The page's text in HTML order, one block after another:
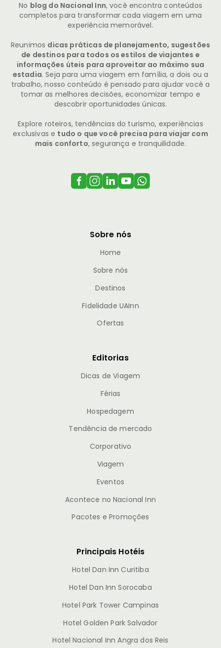
No blog do Nacional Inn, você encontra conteúdos
completos para transformar cada viagem em uma
experiência memorável.
Reunimos dicas práticas de planejamento, sugestões
de destinos para todos os estilos de viajantes e
informações úteis para aproveitar ao máximo sua
estadia. Seja para uma viagem em família, a dois ou a
trabalho, nosso conteúdo é pensado para ajudar você a
tomar as melhores decisões, economizar tempo e
descobrir oportunidades únicas.
Explore roteiros, tendências do turismo, experiências
exclusivas e tudo o que você precisa para viajar com
mais conforto, segurança e tranquilidade.
Sobre nós
Home
Sobre nós
Destinos
Fidelidade UAInn
Ofertas
Editorias
Dicas de Viagem
Férias
Hospedagem
Tendência de mercado
Corporativo
Viagem
Eventos
Acontece no Nacional Inn
Pacotes e Promoções
Principais Hotéis
Hotel Dan Inn Curitiba
Hotel Dan Inn Sorocaba
Hotel Park Tower Campinas
Hotel Golden Park Salvador
Hotel Nacional Inn Angra dos Reis